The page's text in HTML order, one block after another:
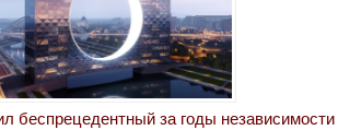
беспрецедентный за годы независимости